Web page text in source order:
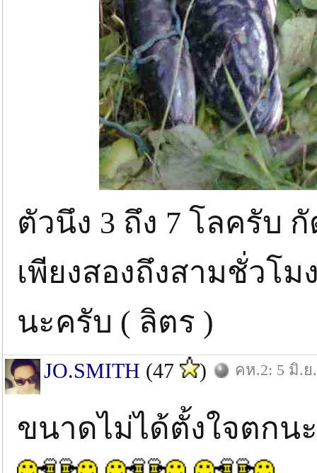
ตัวนึง 3 ถึง 7 โลครับ
เพียงสองถึงสามชั่วโ
นะครับ ( ลิตร )
JO.SMITH (47 ) คห.2: 5 มิ.ย
ขนาดไม่ได้ตั้งใจตกน